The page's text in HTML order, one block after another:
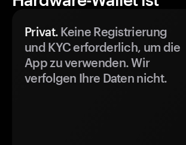
Privat. Keine Registrierung
und KYC erforderlich, um die
App zu verwenden. Wir
verfolgen Ihre Daten nicht.